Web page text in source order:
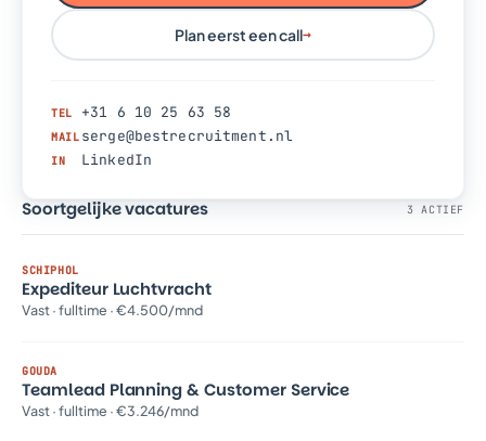
Plan eerst een call→
TEL +31 6 10 25 63 58
MAIL serge@bestrecruitment.nl
IN LinkedIn
Soortgelijke vacatures 3 ACTIEF
SCHIPHOL
Expediteur Luchtvracht
Vast · fulltime · €4.500/mnd
GOUDA
Teamlead Planning & Customer Service
Vast · fulltime · €3.246/mnd